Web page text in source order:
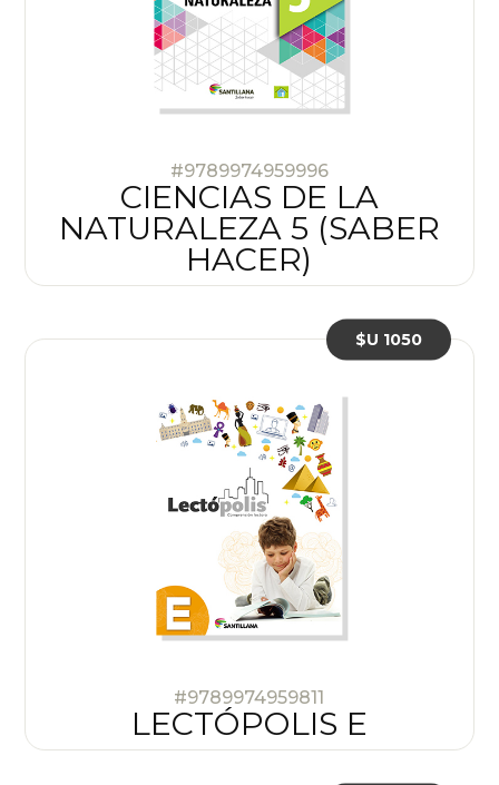
#9789974959996
CIENCIAS DE LA
NATURALEZA 5 (SABER
HACER)
#9789974959811
LECTÓPOLIS E
$U 1050